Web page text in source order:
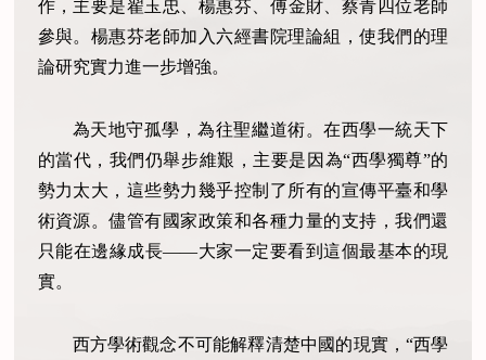
作，主要是翟玉忠、楊惠芬、 傅金財、蔡青四位老師
參與。楊惠芬老師加入六經書院理論組，使我們的理
論研究實力進一步增強。
為天地守孤學，為往聖繼道術。在西學一統天下
的當代，我們仍舉步維艱，主要是因為“西學獨尊”的
勢力太大，這些勢力幾乎控制了所有的宣傳平臺和學
術資源。儘管有國家政策和各種力量的支持，我們還
只能在邊緣成長——大家一定要看到這個最基本的現
實。
西方學術觀念不可能解釋清楚中國的現實，“西學